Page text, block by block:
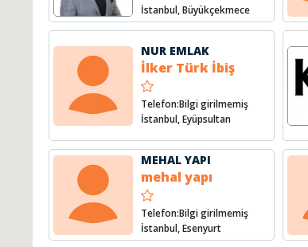
İstanbul, Büyükçekmece
NUR EMLAK
İlker Türk İbiş
Telefon:Bilgi girilmemiş
İstanbul, Eyüpsultan
MEHAL YAPI
mehal yapı
Telefon:Bilgi girilmemiş
İstanbul, Esenyurt